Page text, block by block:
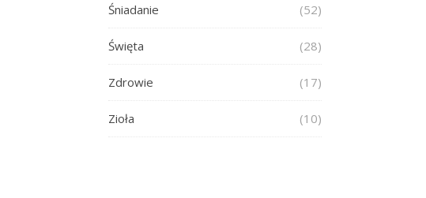
Śniadanie (52)
Święta (28)
Zdrowie (17)
Zioła (10)